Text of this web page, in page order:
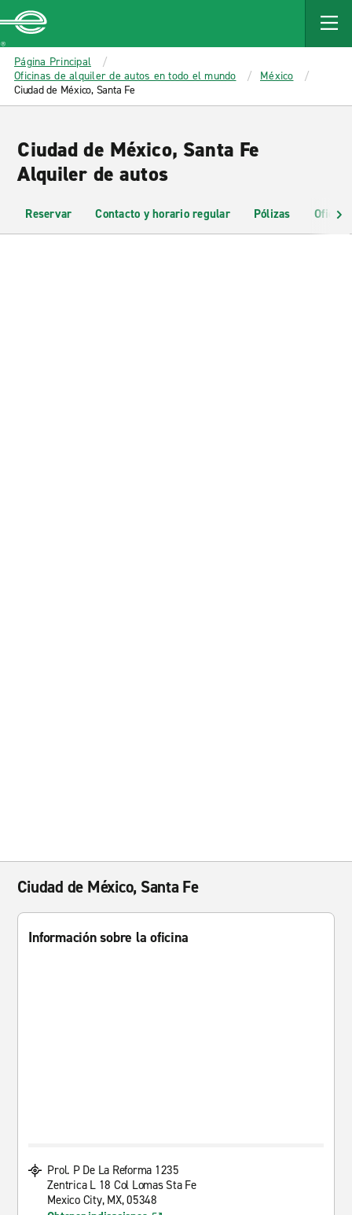
MAIN
CONTENT
Enterprise
Página Principal
Oficinas de alquiler de autos en todo el mundo
México
Ciudad de México, Santa Fe
Ciudad de México, Santa Fe
Alquiler de autos
Reservar Contacto y horario regular Pólizas
Ciudad de México, Santa Fe
Información sobre la oficina
Prol. P De La Reforma 1235
Zentrica L 18 Col Lomas Sta Fe
Mexico City, MX, 05348